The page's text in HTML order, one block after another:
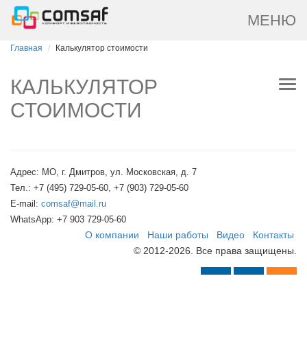
МЕНЮ
Главная Калькулятор стоимости
КАЛЬКУЛЯТОР
СТОИМОСТИ
Адрес: МО, г. Дмитров, ул. Московская, д. 7
Тел.: +7 (495) 729-05-60, +7 (903) 729-05-60
E-mail: comsaf@mail.ru
WhatsApp: +7 903 729-05-60
О компании Наши работы Видео
Контакты
© 2012-2026. Все права защищены.